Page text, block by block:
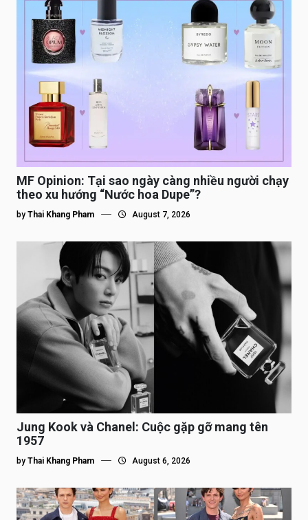
MF Opinion: Tại sao ngày càng nhiều người chạy
theo xu hướng “Nước hoa Dupe”?
by Thai Khang Pham August 7, 2026
Jung Kook và Chanel: Cuộc gặp gỡ mang tên
1957
by Thai Khang Pham August 6, 2026